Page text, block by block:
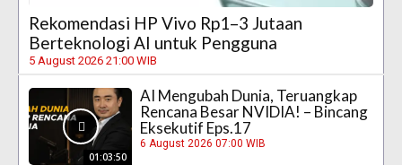
Rekomendasi HP Vivo Rp1–3 Jutaan
Berteknologi AI untuk Pengguna
5 August 2026 21:00 WIB
01:03:50
AI Mengubah Dunia, Teruangkap
Rencana Besar NVIDIA! – Bincang
Eksekutif Eps.17
6 August 2026 07:00 WIB